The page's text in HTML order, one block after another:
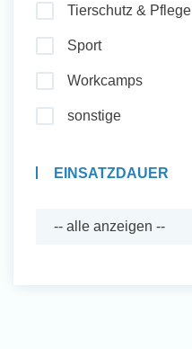
Tierschutz & Pflege
Sport
Workcamps
sonstige
EINSATZDAUER